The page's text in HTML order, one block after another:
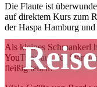
Die Flaute ist
auf direktem Kurs zum
der Haspa Hamburg
Als kleines Schmankerl
YouTube aus der
fleißig teilen!